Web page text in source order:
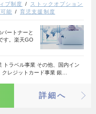
ブ制度
ストックオプション
能 育児支援制度
ートナーと
す。楽天GO
トラベル事業 その他、国内イン
レジットカード事業 銀…
詳細へ